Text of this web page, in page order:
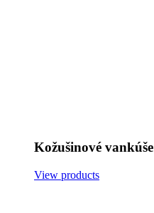
Kožušinové vankúše
View products